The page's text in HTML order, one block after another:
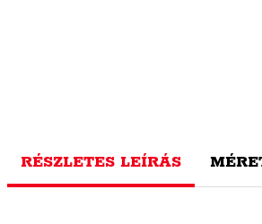
RÉSZLETES LEÍRÁS